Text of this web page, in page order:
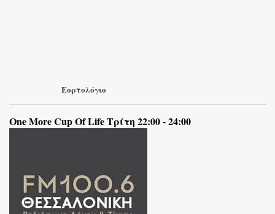
Εορτολόγιο
One More Cup Of Life Τρίτη 22:00 - 24:00